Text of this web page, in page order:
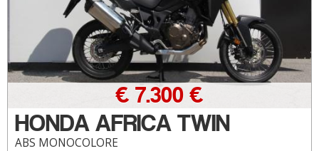
HONDA AFRICA TWIN
ABS MONOCOLORE
€ 7.300 €